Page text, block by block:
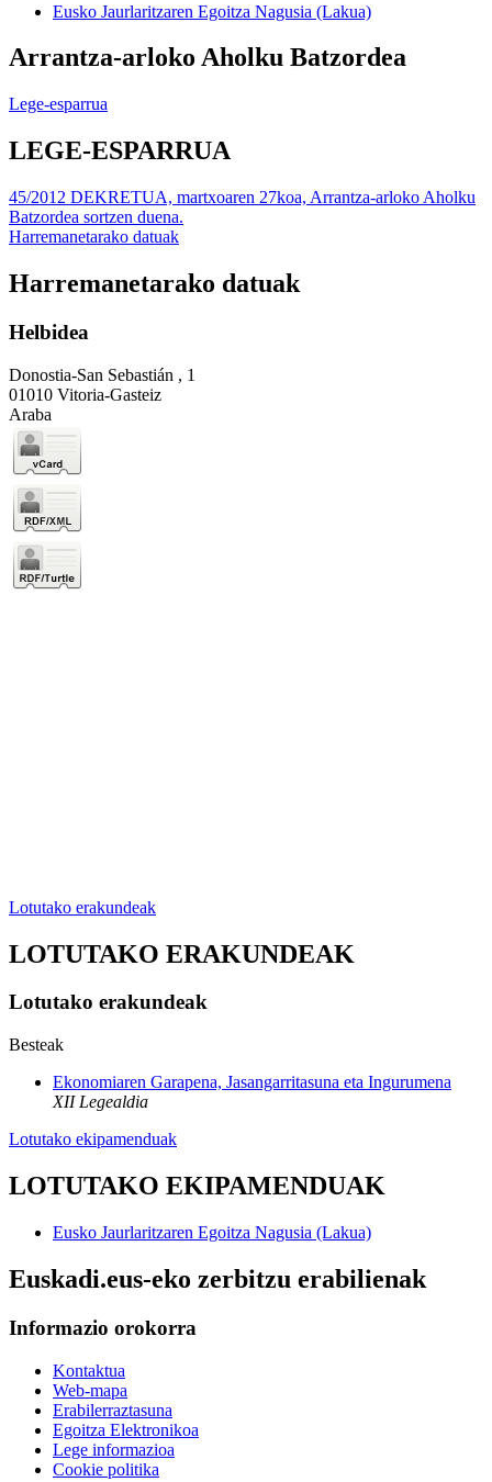
Eusko Jaurlaritzaren Egoitza Nagusia (Lakua)
Arrantza-arloko Aholku Batzordea
Lege-esparrua
LEGE-ESPARRUA
45/2012 DEKRETUA, martxoaren 27koa, Arrantza-arloko Aholku
Batzordea sortzen duena.
Harremanetarako datuak
Harremanetarako datuak
Helbidea
Donostia-San Sebastián , 1
01010 Vitoria-Gasteiz
Araba
Lotutako erakundeak
LOTUTAKO ERAKUNDEAK
Lotutako erakundeak
Besteak
Ekonomiaren Garapena, Jasangarritasuna eta Ingurumena
XII Legealdia
Lotutako ekipamenduak
LOTUTAKO EKIPAMENDUAK
Eusko Jaurlaritzaren Egoitza Nagusia (Lakua)
Euskadi.eus-eko zerbitzu erabilienak
Informazio orokorra
Kontaktua
Web-mapa
Erabilerraztasuna
Egoitza Elektronikoa
Lege informazioa
Cookie politika